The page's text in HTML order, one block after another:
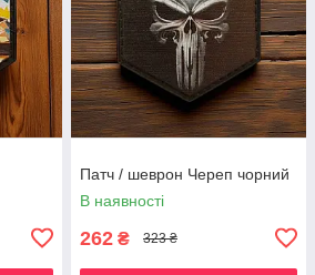
Патч / шеврон Череп чорний
В наявності
262 ₴ 323 ₴